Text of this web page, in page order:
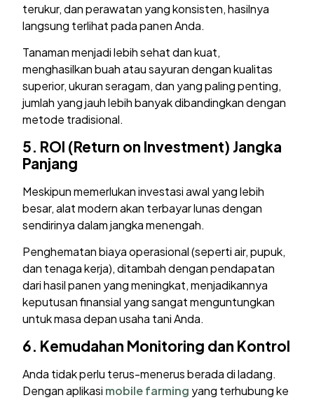
terukur, dan perawatan yang konsisten, hasilnya
langsung terlihat pada panen Anda.
Tanaman menjadi lebih sehat dan kuat,
menghasilkan buah atau sayuran dengan kualitas
superior, ukuran seragam, dan yang paling penting,
jumlah yang jauh lebih banyak dibandingkan dengan
metode tradisional.
5. ROI (Return on Investment) Jangka
Panjang
Meskipun memerlukan investasi awal yang lebih
besar, alat modern akan terbayar lunas dengan
sendirinya dalam jangka menengah.
Penghematan biaya operasional (seperti air, pupuk,
dan tenaga kerja), ditambah dengan pendapatan
dari hasil panen yang meningkat, menjadikannya
keputusan finansial yang sangat menguntungkan
untuk masa depan usaha tani Anda.
6. Kemudahan Monitoring dan Kontrol
Anda tidak perlu terus-menerus berada di ladang.
Dengan aplikasi mobile farming yang terhubung ke